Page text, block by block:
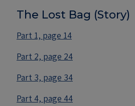
The Lost Bag (Story)
Part 1, page 14
Part 2, page 24
Part 3, page 34
Part 4, page 44